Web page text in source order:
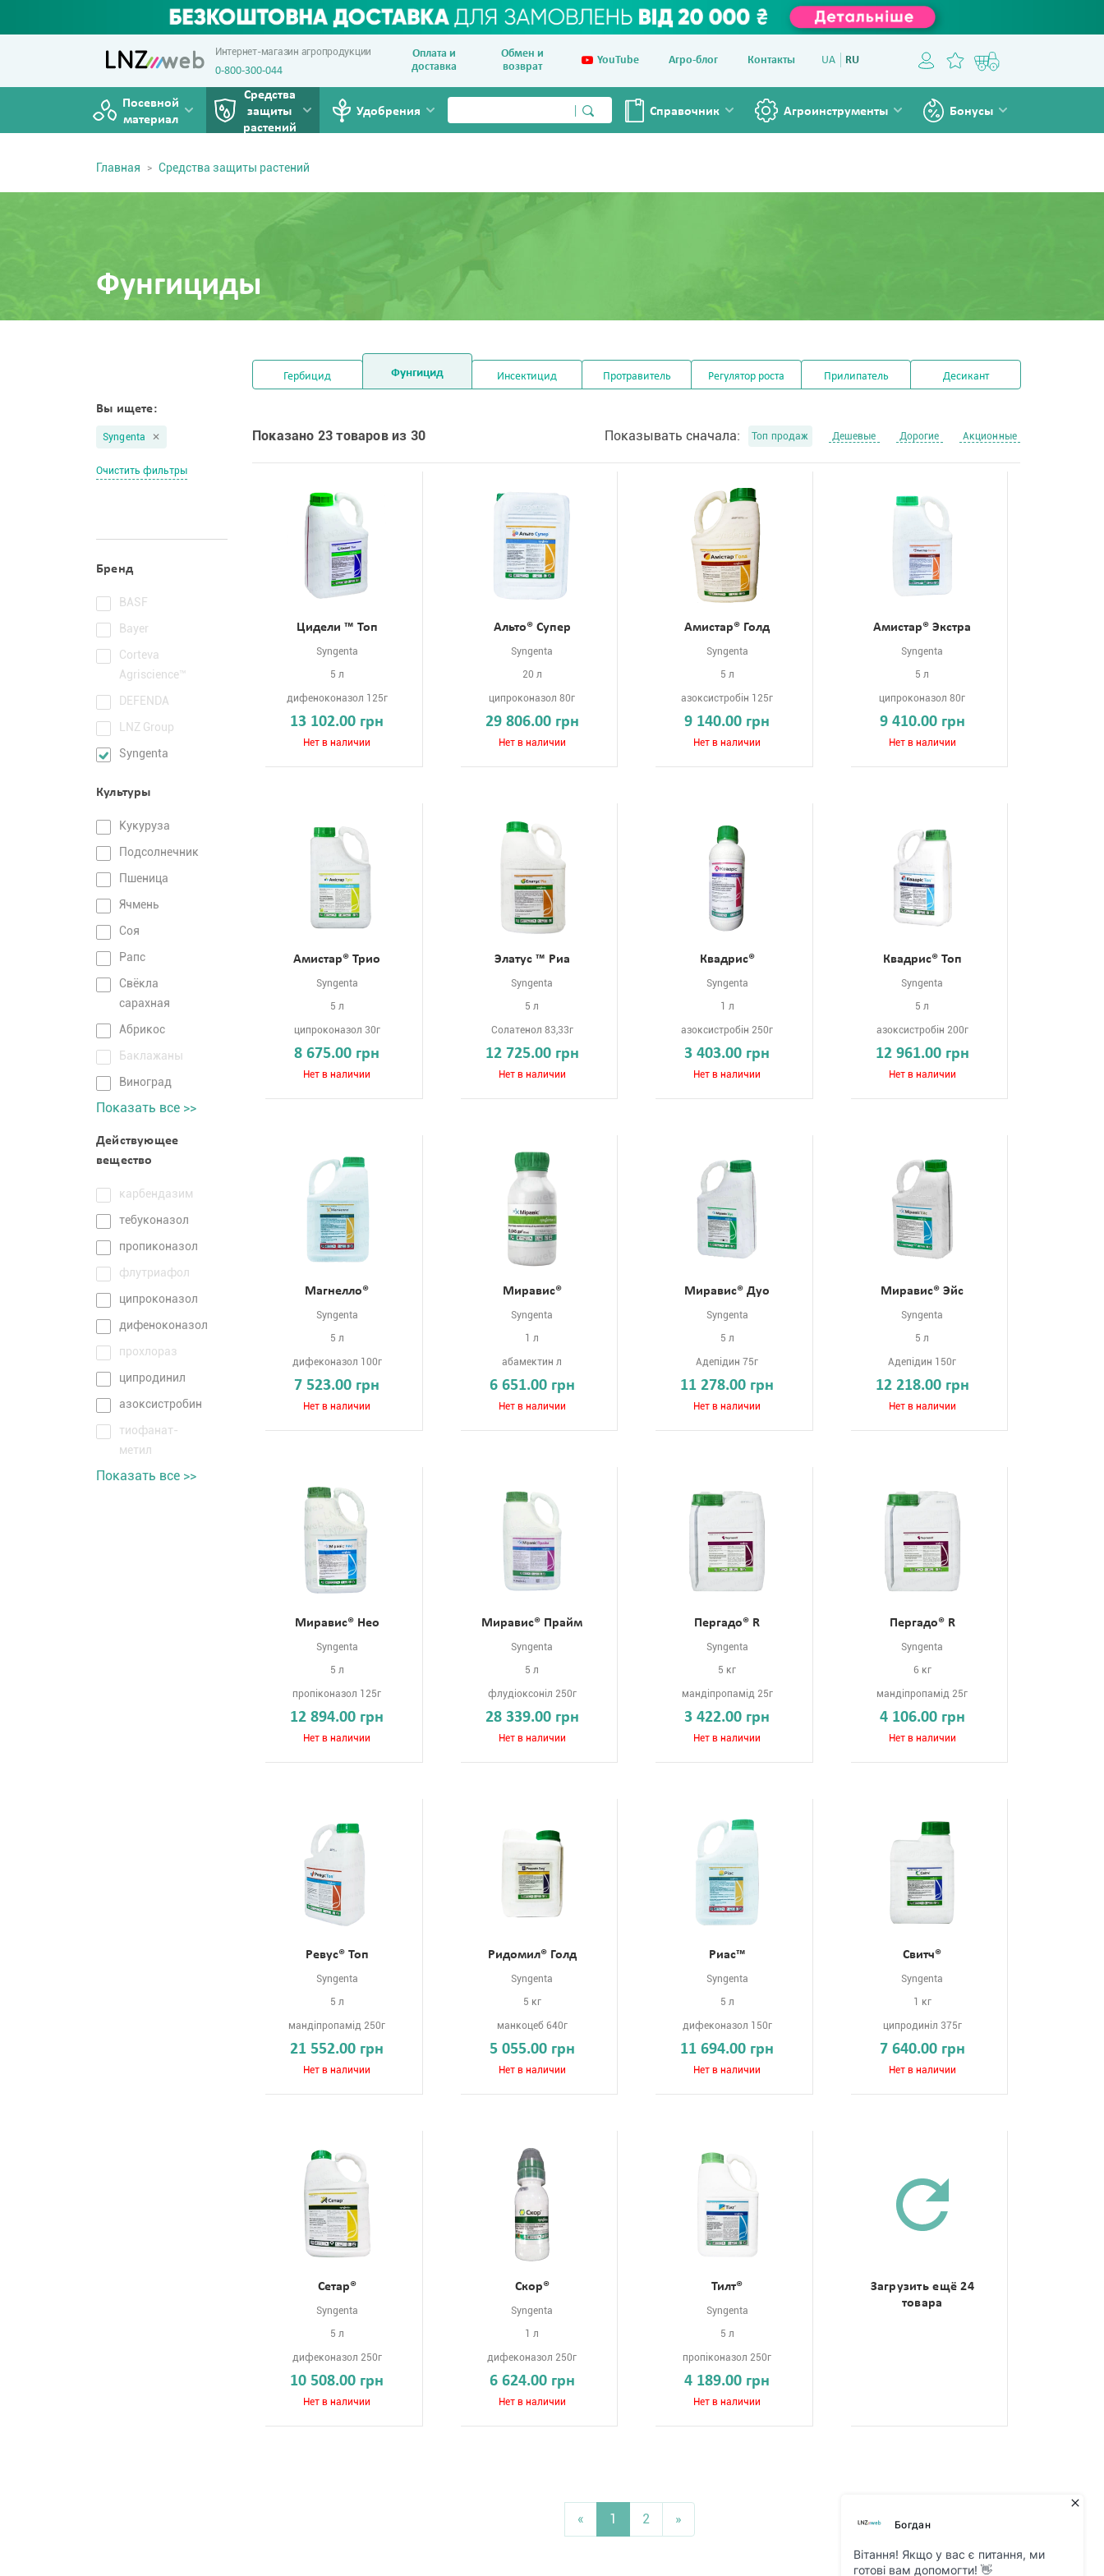
Интернет-магазин агропродукции
0-800-300-044
Оплата и
доставка
Обмен и
возврат
YouTube Агро-блог Контакты UA RU
Посевной
материал
Средства
защиты
растений
Удобрения Справочник Агроинструменты Бонусы
Главная Средства защиты растений
Фунгициды
Вы ищете:
Syngenta
Очистить фильтры
Бренд
BASF
Bayer
Corteva
Agriscience™
DEFENDA
LNZ Group
Syngenta
Культуры
Кукуруза
Подсолнечник
Пшеница
Ячмень
Соя
Рапс
Свёкла
сарахная
Абрикос
Баклажаны
Виноград
Показать все >>
Действующее
вещество
карбендазим
тебуконазол
пропиконазол
флутриафол
ципроконазол
дифеноконазол
прохлораз
ципродинил
азоксистробин
тиофанат-
метил
Показать все >>
Гербицид Фунгицид Инсектицид Протравитель Регулятор роста Прилипатель Десикант
Показывать сначала: Топ продаж Дешевые Дорогие Акционные
Показано 23 товаров из 30
Цидели ™ Топ
Syngenta
5 л
дифеноконазол 125г
13 102.00 грн
Нет в наличии
Альто® Супер
Syngenta
20 л
ципроконазол 80г
29 806.00 грн
Нет в наличии
Амистар® Голд
Syngenta
5 л
азоксистробін 125г
9 140.00 грн
Нет в наличии
Амистар® Экстра
Syngenta
5 л
ципроконазол 80г
9 410.00 грн
Нет в наличии
Амистар® Трио
Syngenta
5 л
ципроконазол 30г
8 675.00 грн
Нет в наличии
Элатус ™ Риа
Syngenta
5 л
Солатенол 83,33г
12 725.00 грн
Нет в наличии
Квадрис®
Syngenta
1 л
азоксистробін 250г
3 403.00 грн
Нет в наличии
Квадрис® Топ
Syngenta
5 л
азоксистробін 200г
12 961.00 грн
Нет в наличии
Магнелло®
Syngenta
5 л
дифеконазол 100г
7 523.00 грн
Нет в наличии
Миравис®
Syngenta
1 л
абамектин л
6 651.00 грн
Нет в наличии
Миравис® Дуо
Syngenta
5 л
Адепідин 75г
11 278.00 грн
Нет в наличии
Миравис® Эйс
Syngenta
5 л
Адепідин 150г
12 218.00 грн
Нет в наличии
Миравис® Нео
Syngenta
5 л
пропіконазол 125г
12 894.00 грн
Нет в наличии
Миравис® Прайм
Syngenta
5 л
флудіоксоніл 250г
28 339.00 грн
Нет в наличии
Пергадо® R
Syngenta
5 кг
мандіпропамід 25г
3 422.00 грн
Нет в наличии
Пергадо® R
Syngenta
6 кг
мандіпропамід 25г
4 106.00 грн
Нет в наличии
Ревус® Топ
Syngenta
5 л
мандіпропамід 250г
21 552.00 грн
Нет в наличии
Ридомил® Голд
Syngenta
5 кг
манкоцеб 640г
5 055.00 грн
Нет в наличии
Риас™
Syngenta
5 л
дифеконазол 150г
11 694.00 грн
Нет в наличии
Свитч®
Syngenta
1 кг
ципродиніл 375г
7 640.00 грн
Нет в наличии
Сетар®
Syngenta
5 л
дифеконазол 250г
10 508.00 грн
Нет в наличии
Скор®
Syngenta
1 л
дифеконазол 250г
6 624.00 грн
Нет в наличии
Тилт®
Syngenta
5 л
пропіконазол 250г
4 189.00 грн
Нет в наличии
Загрузить ещё 24
товара
« 1 2 »